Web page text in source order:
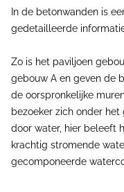
In de betonwanden is
gedetailleerde
Zo is het paviljoen
gebouw A en geven de
de oorspronkelijke
bezoeker zich onder
door water, hier beleeft
krachtig stromende
gecomponeerde